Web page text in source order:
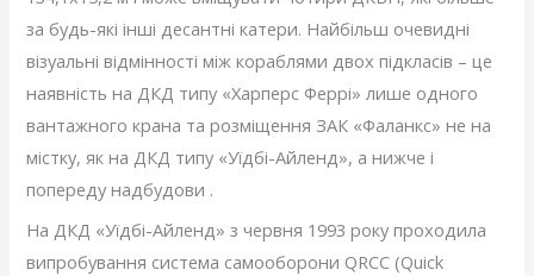
за будь-які інші десантні катери. Найбільш очевидні
візуальні відмінності між кораблями двох підкласів – це
наявність на ДКД типу «Харперс Феррі» лише одного
вантажного крана та розміщення ЗАК «Фаланкс» не на
містку, як на ДКД типу «Уїдбі-Айленд», а нижче і
попереду надбудови .
На ДКД «Уїдбі-Айленд» з червня 1993 року проходила
випробування система самооборони QRCC (Quick